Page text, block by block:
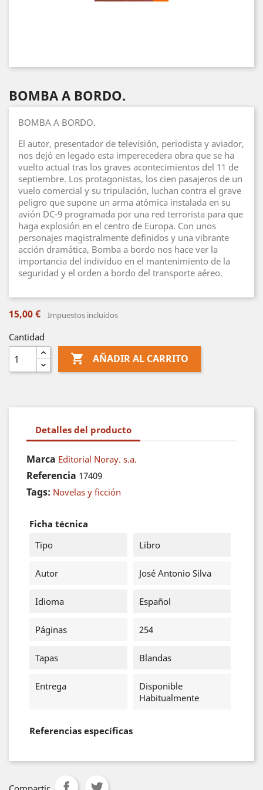
BOMBA A BORDO.
BOMBA A BORDO.
El autor, presentador de televisión, periodista y aviador,
nos dejó en legado esta imperecedera obra que se ha
vuelto actual tras los graves acontecimientos del 11 de
septiembre. Los protagonistas, los cien pasajeros de un
vuelo comercial y su tripulación, luchan contra el grave
peligro que supone un arma atómica instalada en su
avión DC-9 programada por una red terrorista para que
haga explosión en el centro de Europa. Con unos
personajes magistralmente definidos y una vibrante
acción dramática, Bomba a bordo nos hace ver la
importancia del individuo en el mantenimiento de la
seguridad y el orden a bordo del transporte aéreo.
15,00 € Impuestos incluidos
Cantidad
 AÑADIR AL CARRITO
Detalles del producto
Marca Editorial Noray. s.a.
Referencia 17409
Tags: Novelas y ficción
Ficha técnica
Tipo
Libro
Autor José Antonio Silva
Idioma Español
Páginas 254
Tapas Blandas
Entrega
Disponible
Habitualmente
Referencias específicas